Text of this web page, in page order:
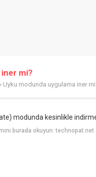
mi?
Uyku modunda uygulama iner
modunda kesinlikle indirme
burada okuyun: technopat.net